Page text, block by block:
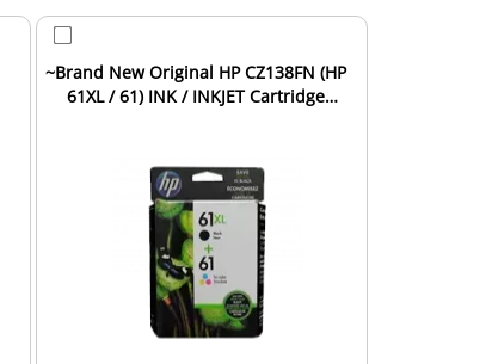
~Brand New Original HP CZ138FN (HP
61XL / 61) INK / INKJET Cartridge